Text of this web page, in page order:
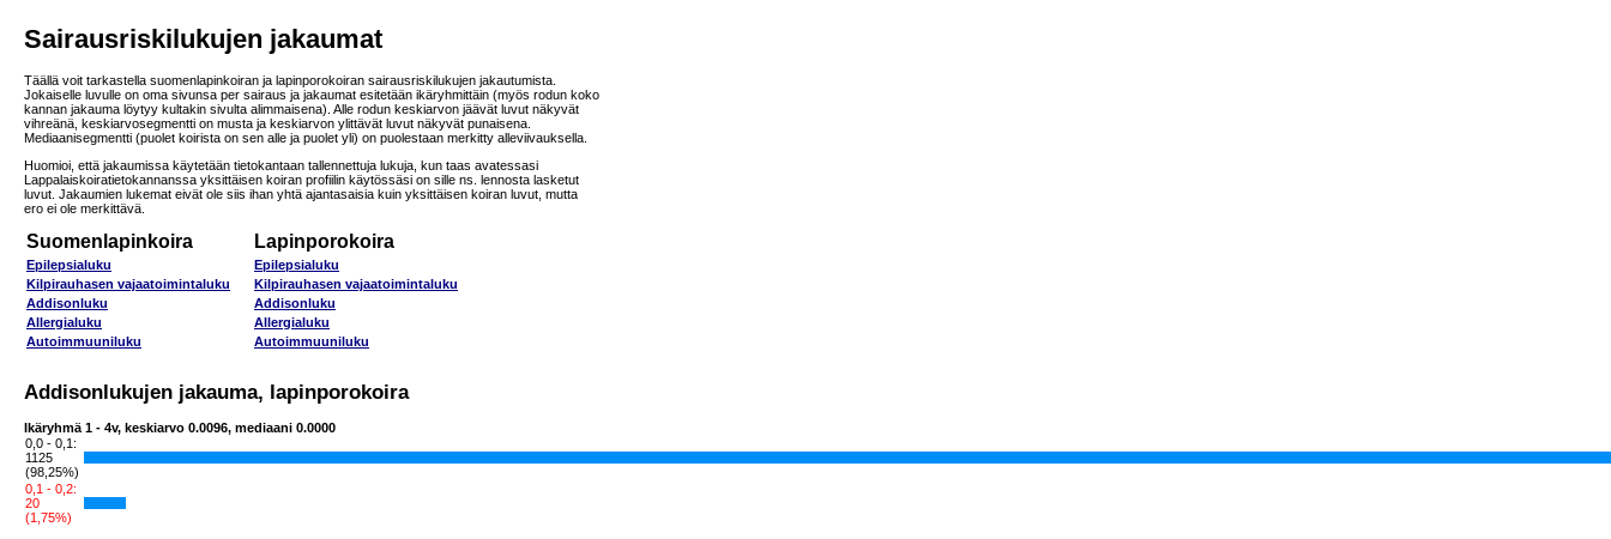
Sairausriskilukujen jakaumat
Täällä voit tarkastella suomenlapinkoiran ja lapinporokoiran sairausriskilukujen jakautumista.
Jokaiselle luvulle on oma sivunsa per sairaus ja jakaumat esitetään ikäryhmittäin (myös rodun koko
kannan jakauma löytyy kultakin sivulta alimmaisena). Alle rodun keskiarvon jäävät luvut näkyvät
vihreänä, keskiarvosegmentti on musta ja keskiarvon ylittävät luvut näkyvät punaisena.
Mediaanisegmentti (puolet koirista on sen alle ja puolet yli) on puolestaan merkitty alleviivauksella.
Huomioi, että jakaumissa käytetään tietokantaan tallennettuja lukuja, kun taas avatessasi
Lappalaiskoiratietokannanssa yksittäisen koiran profiilin käytössäsi on sille ns. lennosta lasketut
luvut. Jakaumien lukemat eivät ole siis ihan yhtä ajantasaisia kuin yksittäisen koiran luvut, mutta
ero ei ole merkittävä.
Suomenlapinkoira Lapinporokoira
Epilepsialuku
Epilepsialuku
Kilpirauhasen vajaatoimintaluku
Kilpirauhasen vajaatoimintaluku
Addisonluku
Addisonluku
Allergialuku
Allergialuku
Autoimmuuniluku
Autoimmuuniluku
Addisonlukujen jakauma, lapinporokoira
Ikäryhmä 1 - 4v, keskiarvo 0.0096, mediaani 0.0000
0,0 - 0,1:
1125
(98,25%)
0,1 - 0,2:
20
(1,75%)